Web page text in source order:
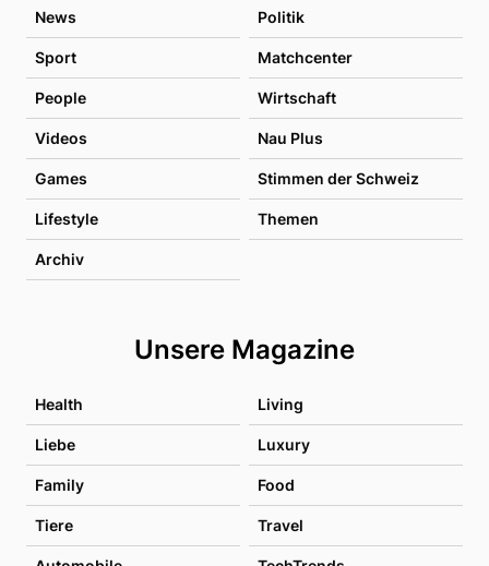
News Politik
Sport Matchcenter
People Wirtschaft
Videos Nau Plus
Games Stimmen der Schweiz
Lifestyle Themen
Archiv
Unsere Magazine
Health Living
Liebe Luxury
Family Food
Tiere Travel